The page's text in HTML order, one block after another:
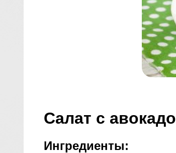
Салат с авокадо
Ингредиенты: